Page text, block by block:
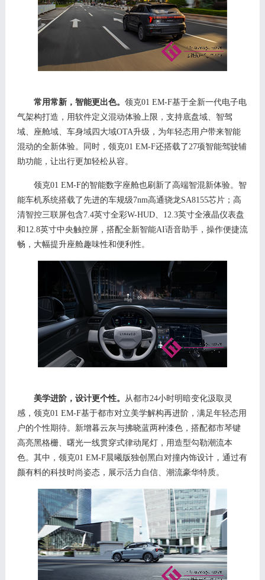
常用常新，智能更出色。 领克01 EM-F基于全新一代电子电
气架构打造 ，用软件定义混动体验上限，支持底盘域、智驾
域、座舱域、车身域四大域OTA升级， 为年轻态用户带来智能
混动的全新体验。
同时， 领克01 EM-F还搭载了27项智能驾驶辅
助功能， 让出行更加轻松从容。
领克01 EM-F的智能数字座舱也刷新了高端智混新体验。智
能车机系统搭载了先进的车规级7nm高通骁龙SA8155芯片；高
清智控三联屏包含7.4英寸全彩W-HUD、12.3英寸全液晶仪表盘
和12.8英寸中央触控屏， 搭配全新智能AI语音助手， 操作便捷流
畅，大幅提升座舱趣味性和便利性。
美学进阶，设计更个性。 从都市24小时明暗变化汲取灵
感， 领克01 EM-F基于都市对立美学解构再进阶，满足年轻态用
户的个性期待。新增暮云灰与拂晓蓝两种漆色，搭配都市琴键
高亮黑格栅、曙光一线贯穿式律动尾灯，用造型勾勒潮流本
色。 其中， 领克01 EM-F晨曦版独创黑白对撞内饰设计， 通过有
颜有料的科技时尚姿态，展示活力自信、潮流豪华特质。